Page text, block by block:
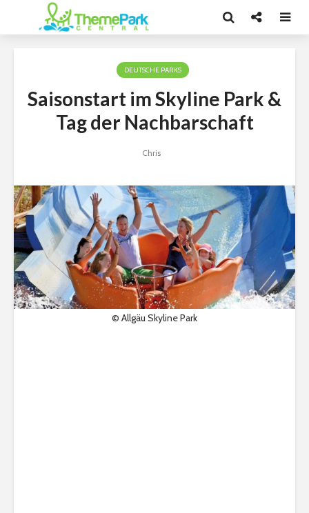
DEUTSCHE PARKS
Saisonstart im Skyline Park &
Tag der Nachbarschaft
Chris
© Allgäu Skyline Park